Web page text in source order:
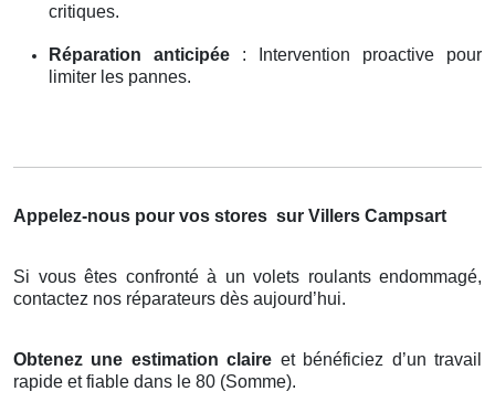
critiques.
Réparation anticipée : Intervention proactive pour
limiter les pannes.
Appelez-nous pour vos stores sur Villers Campsart
Si vous êtes confronté à un volets roulants endommagé,
contactez nos réparateurs dès aujourd’hui.
Obtenez une estimation claire et bénéficiez d’un travail
rapide et fiable dans le 80 (Somme).